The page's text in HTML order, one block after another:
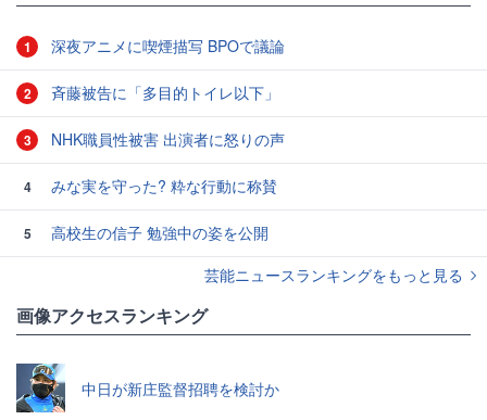
1 深夜アニメに喫煙描写 BPOで議論
2 斉藤被告に「多目的トイレ以下」
3 NHK職員性被害 出演者に怒りの声
4 みな実を守った? 粋な行動に称賛
5
高校生の信子 勉強中の姿を公開
芸能ニュースランキングをもっと見る
画像アクセスランキング
中日が新庄監督招聘を検討か